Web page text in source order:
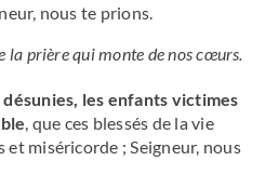
nous te prions.
la prière qui monte de nos cœurs.
les enfants victimes
, que ces blessés de la vie
et miséricorde ; Seigneur, nous